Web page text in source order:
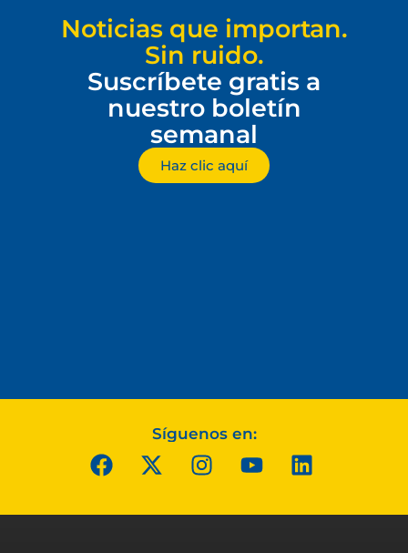
Noticias que importan.
Sin ruido.
Suscríbete gratis a
nuestro boletín
semanal
Haz clic aquí
Síguenos en: